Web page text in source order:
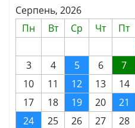
Серпень, 2026
Пн
Вт Ср Чт Пт
3
4 5 6 7
10
11 12 13 14
17
18 19 20 21
24
25 26 27 28